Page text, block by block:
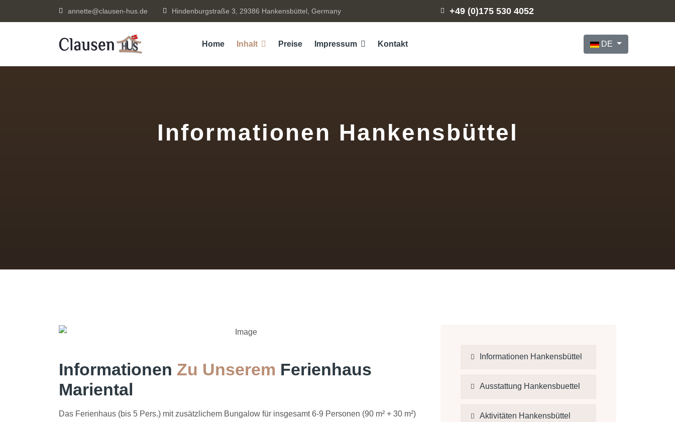
annette@clausen-hus.de Hindenburgstraße 3, 29386 Hankensbüttel, Germany +49 (0)175 530 4052
Home Inhalt Preise Impressum Kontakt Sprache auswählen
DE
Informationen Hankensbüttel
Informationen Zu Unserem Ferienhaus
Mariental
Das Ferienhaus (bis 5 Pers.) mit zusätzlichem Bungalow für insgesamt 6-9 Personen (90 m² + 30 m²)
Informationen Hankensbüttel
Ausstattung Hankensbuettel
Aktivitäten Hankensbüttel